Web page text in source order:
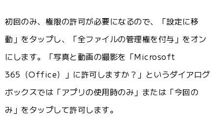
初回のみ、権限の許可が必要になるので、「設定に移
動」をタップし、「全ファイルの管理権を付与」をオン
にします。「写真と動画の撮影を「Microsoft
365（Office）」に許可しますか？」というダイアログ
ボックスでは「アプリの使用時のみ」または「今回の
み」をタップして許可します。